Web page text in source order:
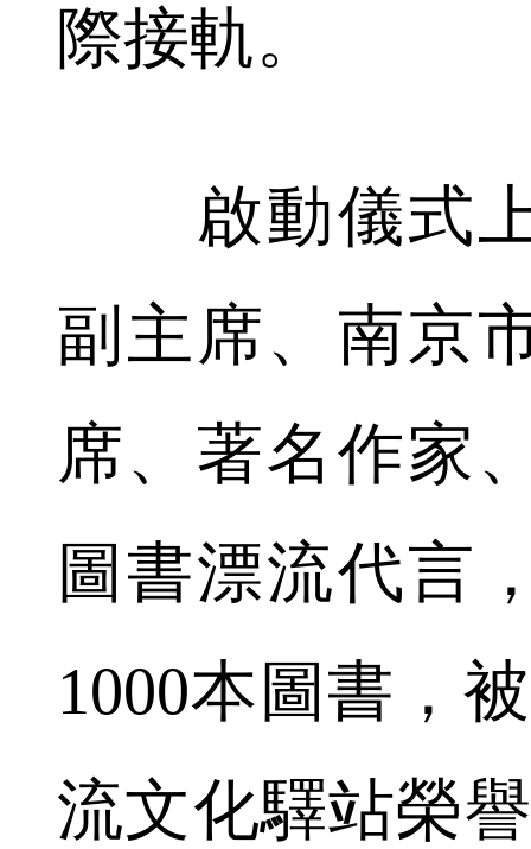
際接軌。
啟動儀式上
副主席、南京
席、著名作家
圖書漂流代言
1000本圖書，
流文化驛站榮